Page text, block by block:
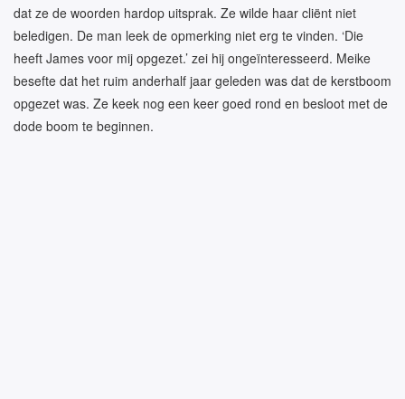
dat ze de woorden hardop uitsprak. Ze wilde haar cliënt niet
beledigen. De man leek de opmerking niet erg te vinden. ‘Die
heeft James voor mij opgezet.’ zei hij ongeïnteresseerd. Meike
besefte dat het ruim anderhalf jaar geleden was dat de kerstboom
opgezet was. Ze keek nog een keer goed rond en besloot met de
dode boom te beginnen.